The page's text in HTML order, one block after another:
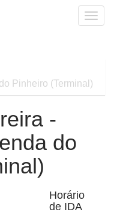
Pinheiro (Terminal)
-
do
Horário
de IDA